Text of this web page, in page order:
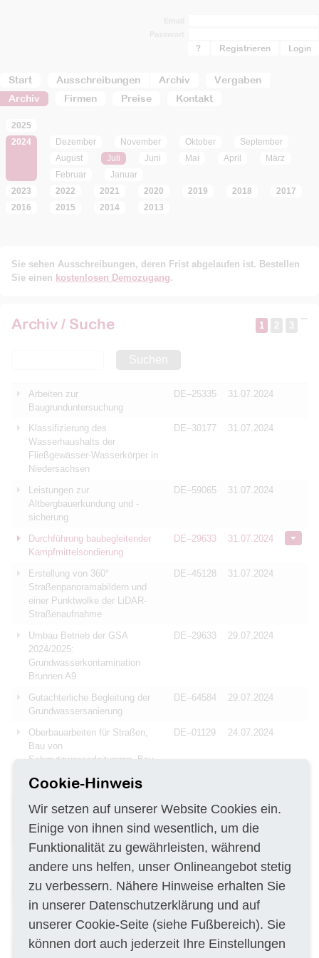
Start Ausschreibungen Archiv
Vergaben
Archiv
Firmen Preise Kontakt
? Registrieren
2025
2024
Dezember November Oktober
September
August
Juli Juni Mai April
März
Februar
Januar
2023
2022 2021 2020 2019 2018
2017
2016
2015 2014 2013
Sie sehen Ausschreibungen, deren Frist abgelaufen ist. Bestellen
Sie einen kostenlosen Demozugang.
Archiv / Suche 1 2 3
Suchen
Arbeiten zur
Baugrunduntersuchung
DE–25335 31.07.2024
Klassifizierung des
Wasserhaushalts der
Fließgewässer-Wasserkörper in
Niedersachsen
DE–30177 31.07.2024
Leistungen zur
Altbergbauerkundung und -
sicherung
DE–59065 31.07.2024
Durchführung baubegleitender
Kampfmittelsondierung
DE–29633 31.07.2024
Erstellung von 360°
Straßenpanoramabildern und
einer Punktwolke der LiDAR-
Straßenaufnahme
DE–45128 31.07.2024
Umbau Betrieb der GSA
2024/2025:
Grundwasserkontamination
Brunnen A9
DE–29633 29.07.2024
Gutachterliche Begleitung der
Grundwassersanierung
DE–64584 29.07.2024
Oberbauarbeiten für Straßen,
Bau von
Schmutzwasserleitungen, Bau
sowie Grabenaushub
DE–01129 24.07.2024
Planung Tunnel GBW mit
kontinuierlichem Vortrieb für
viergleisigen Ausbau
AT–1020 24.07.2024
Vermessungsleistungen Strecke
Frankfurt-Heidelberg 3601
DE–60054
Bau eines Feuerlöschbrunnens DE–18246
22.07.2024
Ausbau mehrerer
Wirtschaftswege
DE–54518 22.07.2024
Landschaftspflegerische
DE–47798 22.07.2024
Cookie-Hinweis
Wir setzen auf unserer Website Cookies ein.
Einige von ihnen sind wesentlich, um die
Funktionalität zu gewährleisten, während
andere uns helfen, unser Onlineangebot stetig
zu verbessern. Nähere Hinweise erhalten Sie
in unserer Datenschutzerklärung und auf
unserer Cookie-Seite (siehe Fußbereich). Sie
können dort auch jederzeit Ihre Einstellungen